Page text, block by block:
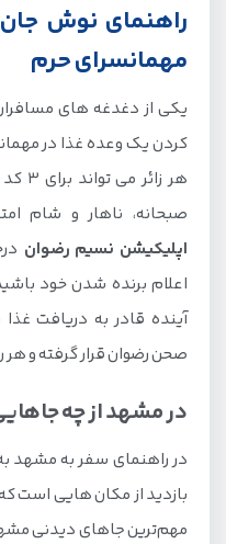
راهنمای نوش
مهمانسرای حرم
یکی از دغدغه های
کردن یک وعده غذا در
هر
صبحانه، ناهار و شام
اپلیکیشن نسیم رضوان
آینده قادر به دریافت
صحن رضوان قرار گرفته و هر
در مشهد از چه
در راهنمای سفر به مشهد
بازدید از مکان هایی است
مهم‌ترین جاهای دیدنی